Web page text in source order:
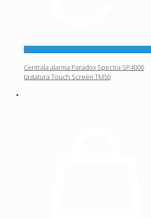
Centrala alarma Paradox Spectra SP4000
tastatura Touch Screen TM50